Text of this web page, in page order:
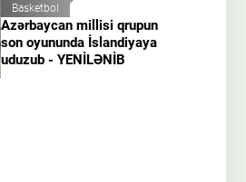
Basketbol
Azərbaycan millisi qrupun
son oyununda İslandiyaya
uduzub - YENİLƏNİB